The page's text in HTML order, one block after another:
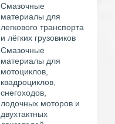
Смазочные
материалы для
легкового транспорта
и лёгких грузовиков
Смазочные
материалы для
мотоциклов,
квадроциклов,
снегоходов,
лодочных моторов и
двухтактных